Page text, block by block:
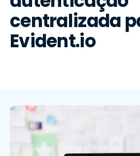
centralizada
Evident.io